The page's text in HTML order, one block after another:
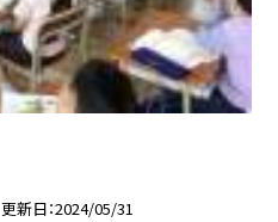
更新日 2024/05/31